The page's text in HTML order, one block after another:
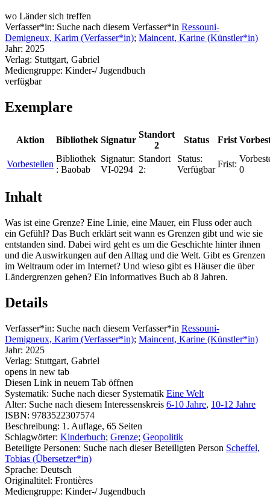
wo Länder sich treffen
Verfasser*in: Suche nach diesem Verfasser*in Ressouni-
Demigneux, Karim (Verfasser*in); Maincent, Karine (Künstler*in)
Jahr: 2025
Verlag: Stuttgart, Gabriel
Mediengruppe: Kinder-/ Jugendbuch
verfügbar
Exemplare
Aktion Bibliothek Signatur
Standort
2
Status Frist
Vorbestellen
Bibliothek
: Baobab
Signatur:
VI-0294
Standort
2:
Status:
Verfügbar
Frist:
0
Inhalt
Was ist eine Grenze? Eine Linie, eine Mauer, ein Fluss oder auch
ein Gefühl? Das Buch erklärt seit wann es Grenzen gibt und wie sie
entstanden sind. Dabei wird geht es um die Geschichte hinter ihnen
und die Auswirkungen auf den Alltag und die Welt. Gibt es Grenzen
im Weltraum oder im Internet? Und wieso gibt es Häuser die über
Ländergrenzen gehen? Ein informatives Buch ab 8 Jahren.
Details
Verfasser*in: Suche nach diesem Verfasser*in Ressouni-
Demigneux, Karim (Verfasser*in); Maincent, Karine (Künstler*in)
Jahr: 2025
Verlag: Stuttgart, Gabriel
opens in new tab
Diesen Link in neuem Tab öffnen
Systematik: Suche nach dieser Systematik Eine Welt
Alter: Suche nach diesem Interessenskreis 6-10 Jahre, 10-12 Jahre
ISBN: 9783522307574
Beschreibung: 1. Auflage, 65 Seiten
Schlagwörter: Kinderbuch; Grenze; Geopolitik
Beteiligte Personen: Suche nach dieser Beteiligten Person Scheffel,
Tobias (Übersetzer*in)
Sprache: Deutsch
Originaltitel: Frontières
Mediengruppe: Kinder-/ Jugendbuch